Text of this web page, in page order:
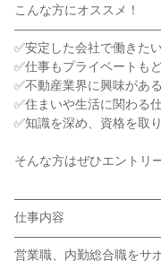
こんな方にオススメ！
✅安定した会社で働きたい
✅仕事もプライベートも
✅不動産業界に興味がある
✅住まいや生活に関わる
✅知識を深め、資格を取
そんな方はぜひエントリ
仕事内容
営業職、内勤総合職をサ